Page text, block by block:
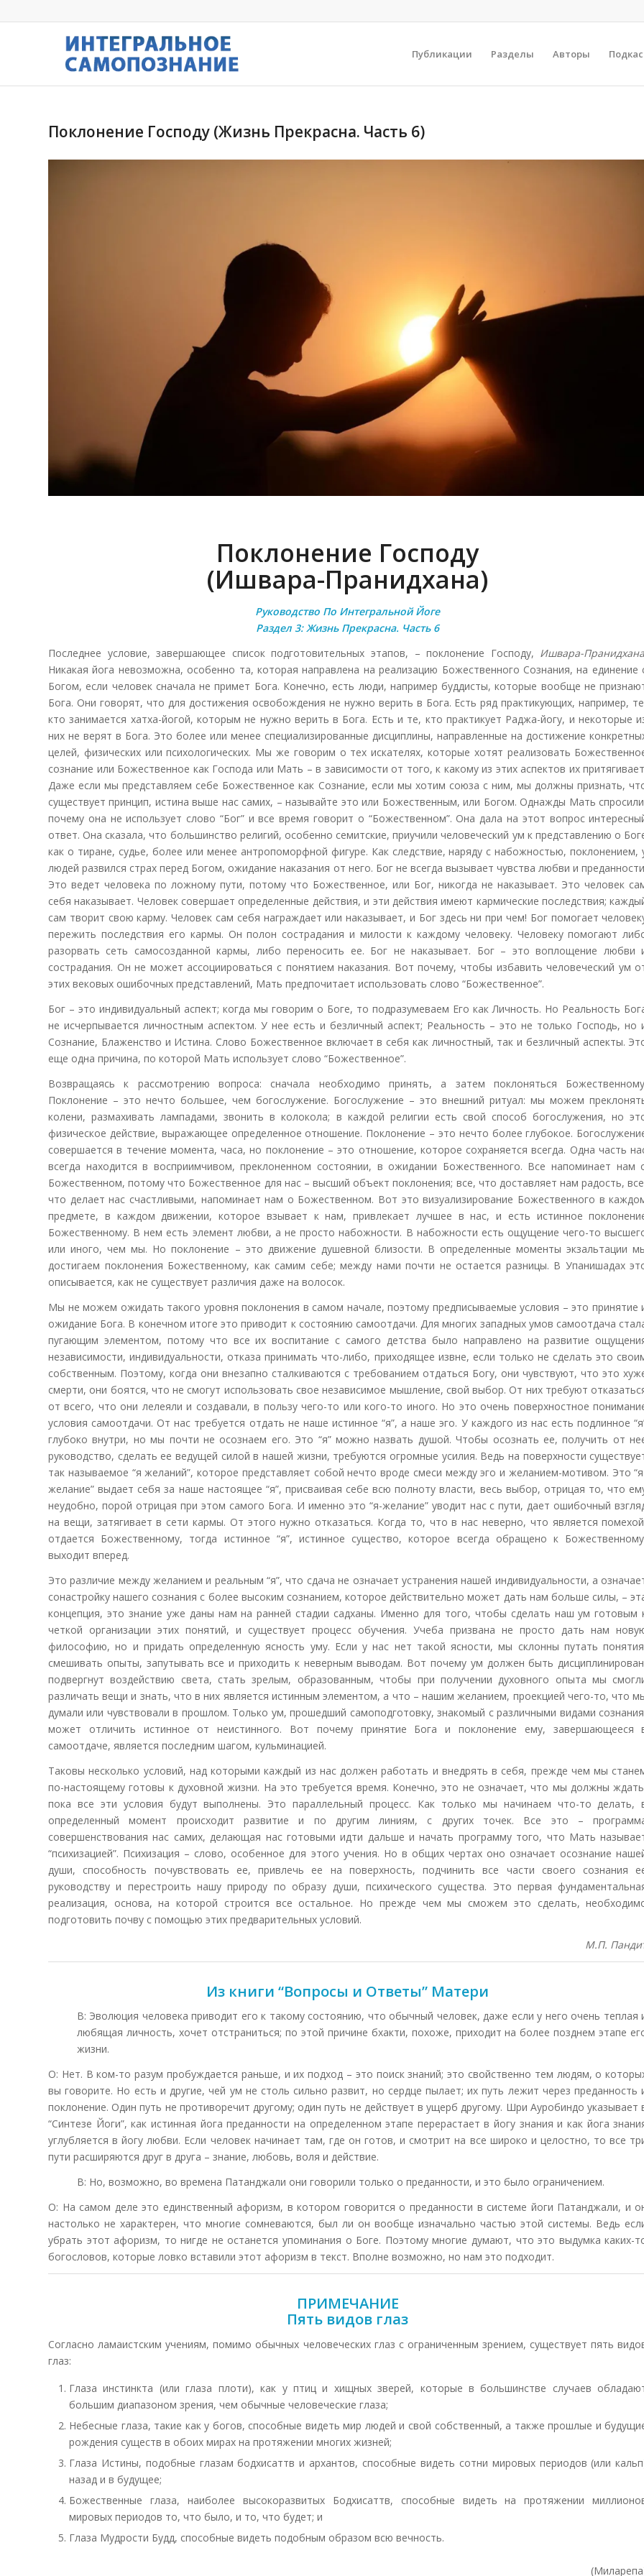
Публикации Разделы Авторы
Поклонение Господу (Жизнь Прекрасна. Часть 6)
Поклонение Господу
(Ишвара-Пранидхана)
Руководство По Интегральной Йоге
Раздел 3: Жизнь Прекрасна. Часть 6
Последнее условие, завершающее список подготовительных этапов, – поклонение Господу, Ишвара-Пранидхана
Никакая йога невозможна, особенно та, которая направлена на реализацию Божественного Сознания, на единение
Богом, если человек сначала не примет Бога. Конечно, есть люди, например буддисты, которые вообще не
Бога. Они говорят, что для достижения освобождения не нужно верить в Бога. Есть ряд практикующих, например,
кто занимается хатха-йогой, которым не нужно верить в Бога. Есть и те, кто практикует Раджа-йогу, и некоторые
них не верят в Бога. Это более или менее специализированные дисциплины, направленные на достижение
целей, физических или психологических. Мы же говорим о тех искателях, которые хотят реализовать
сознание или Божественное как Господа или Мать – в зависимости от того, к какому из этих аспектов их
Даже если мы представляем себе Божественное как Сознание, если мы хотим союза с ним, мы должны признать,
существует принцип, истина выше нас самих, – называйте это или Божественным, или Богом. Однажды Мать
почему она не использует слово “Бог” и все время говорит о “Божественном”. Она дала на этот вопрос
ответ. Она сказала, что большинство религий, особенно семитские, приучили человеческий ум к представлению о
как о тиране, судье, более или менее антропоморфной фигуре. Как следствие, наряду с набожностью, поклонением,
людей развился страх перед Богом, ожидание наказания от него. Бог не всегда вызывает чувства любви и
Это ведет человека по ложному пути, потому что Божественное, или Бог, никогда не наказывает. Это человек
себя наказывает. Человек совершает определенные действия, и эти действия имеют кармические последствия;
сам творит свою карму. Человек сам себя награждает или наказывает, и Бог здесь ни при чем! Бог помогает
пережить последствия его кармы. Он полон сострадания и милости к каждому человеку. Человеку помогают
разорвать сеть самосозданной кармы, либо переносить ее. Бог не наказывает. Бог – это воплощение любви
сострадания. Он не может ассоциироваться с понятием наказания. Вот почему, чтобы избавить человеческий ум
этих вековых ошибочных представлений, Мать предпочитает использовать слово “Божественное”.
Бог – это индивидуальный аспект; когда мы говорим о Боге, то подразумеваем Его как Личность. Но Реальность
не исчерпывается личностным аспектом. У нее есть и безличный аспект; Реальность – это не только Господь, но
Сознание, Блаженство и Истина. Слово Божественное включает в себя как личностный, так и безличный аспекты.
еще одна причина, по которой Мать использует слово “Божественное”.
Возвращаясь к рассмотрению вопроса: сначала необходимо принять, а затем поклоняться
Поклонение – это нечто большее, чем богослужение. Богослужение – это внешний ритуал: мы можем
колени, размахивать лампадами, звонить в колокола; в каждой религии есть свой способ богослужения, но
физическое действие, выражающее определенное отношение. Поклонение – это нечто более глубокое.
совершается в течение момента, часа, но поклонение – это отношение, которое сохраняется всегда. Одна часть
всегда находится в восприимчивом, преклоненном состоянии, в ожидании Божественного. Все напоминает нам
Божественном, потому что Божественное для нас – высший объект поклонения; все, что доставляет нам радость,
что делает нас счастливыми, напоминает нам о Божественном. Вот это визуализирование Божественного в
предмете, в каждом движении, которое взывает к нам, привлекает лучшее в нас, и есть истинное
Божественному. В нем есть элемент любви, а не просто набожности. В набожности есть ощущение чего-то
или иного, чем мы. Но поклонение – это движение душевной близости. В определенные моменты экзальтации
достигаем поклонения Божественному, как самим себе; между нами почти не остается разницы. В Упанишадах
описывается, как не существует различия даже на волосок.
Мы не можем ожидать такого уровня поклонения в самом начале, поэтому предписываемые условия – это принятие
ожидание Бога. В конечном итоге это приводит к состоянию самоотдачи. Для многих западных умов самоотдача
пугающим элементом, потому что все их воспитание с самого детства было направлено на развитие
независимости, индивидуальности, отказа принимать что-либо, приходящее извне, если только не сделать это
собственным. Поэтому, когда они внезапно сталкиваются с требованием отдаться Богу, они чувствуют, что это
смерти, они боятся, что не смогут использовать свое независимое мышление, свой выбор. От них требуют
от всего, что они лелеяли и создавали, в пользу чего-то или кого-то иного. Но это очень поверхностное
условия самоотдачи. От нас требуется отдать не наше истинное “я”, а наше эго. У каждого из нас есть подлинное
глубоко внутри, но мы почти не осознаем его. Это “я” можно назвать душой. Чтобы осознать ее, получить от
руководство, сделать ее ведущей силой в нашей жизни, требуются огромные усилия. Ведь на поверхности
так называемое “я желаний”, которое представляет собой нечто вроде смеси между эго и желанием-мотивом. Это
желание” выдает себя за наше настоящее “я”, присваивая себе всю полноту власти, весь выбор, отрицая то, что
неудобно, порой отрицая при этом самого Бога. И именно это “я-желание” уводит нас с пути, дает ошибочный
на вещи, затягивает в сети кармы. От этого нужно отказаться. Когда то, что в нас неверно, что является
отдается Божественному, тогда истинное “я”, истинное существо, которое всегда обращено к
выходит вперед.
Это различие между желанием и реальным “я”, что сдача не означает устранения нашей индивидуальности, а
сонастройку нашего сознания с более высоким сознанием, которое действительно может дать нам больше силы, –
концепция, это знание уже даны нам на ранней стадии садханы. Именно для того, чтобы сделать наш ум готовым
четкой организации этих понятий, и существует процесс обучения. Учеба призвана не просто дать нам
философию, но и придать определенную ясность уму. Если у нас нет такой ясности, мы склонны путать
смешивать опыты, запутывать все и приходить к неверным выводам. Вот почему ум должен быть
подвергнут воздействию света, стать зрелым, образованным, чтобы при получении духовного опыта мы
различать вещи и знать, что в них является истинным элементом, а что – нашим желанием, проекцией чего-то, что
думали или чувствовали в прошлом. Только ум, прошедший самоподготовку, знакомый с различными видами
может отличить истинное от неистинного. Вот почему принятие Бога и поклонение ему, завершающееся
самоотдаче, является последним шагом, кульминацией.
Таковы несколько условий, над которыми каждый из нас должен работать и внедрять в себя, прежде чем мы
по-настоящему готовы к духовной жизни. На это требуется время. Конечно, это не означает, что мы должны
пока все эти условия будут выполнены. Это параллельный процесс. Как только мы начинаем что-то делать,
определенный момент происходит развитие и по другим линиям, с других точек. Все это –
совершенствования нас самих, делающая нас готовыми идти дальше и начать программу того, что Мать
“психизацией”. Психизация – слово, особенное для этого учения. Но в общих чертах оно означает осознание
души, способность почувствовать ее, привлечь ее на поверхность, подчинить все части своего сознания
руководству и перестроить нашу природу по образу души, психического существа. Это первая
реализация, основа, на которой строится все остальное. Но прежде чем мы сможем это сделать,
подготовить почву с помощью этих предварительных условий.
М.П.
Из книги “Вопросы и Ответы” Матери
В: Эволюция человека приводит его к такому состоянию, что обычный человек, даже если у него очень теплая
любящая личность, хочет отстраниться; по этой причине бхакти, похоже, приходит на более позднем этапе
жизни.
О: Нет. В ком-то разум пробуждается раньше, и их подход – это поиск знаний; это свойственно тем людям, о
вы говорите. Но есть и другие, чей ум не столь сильно развит, но сердце пылает; их путь лежит через преданность
поклонение. Один путь не противоречит другому; один путь не действует в ущерб другому. Шри Ауробиндо указывает
“Синтезе Йоги”, как истинная йога преданности на определенном этапе перерастает в йогу знания и как йога
углубляется в йогу любви. Если человек начинает там, где он готов, и смотрит на все широко и целостно, то все
пути расширяются друг в друга – знание, любовь, воля и действие.
В: Но, возможно, во времена Патанджали они говорили только о преданности, и это было ограничением.
О: На самом деле это единственный афоризм, в котором говорится о преданности в системе йоги Патанджали, и
настолько не характерен, что многие сомневаются, был ли он вообще изначально частью этой системы. Ведь
убрать этот афоризм, то нигде не останется упоминания о Боге. Поэтому многие думают, что это выдумка каких-
богословов, которые ловко вставили этот афоризм в текст. Вполне возможно, но нам это подходит.
ПРИМЕЧАНИЕ
Пять видов глаз
Согласно ламаистским учениям, помимо обычных человеческих глаз с ограниченным зрением, существует пять
глаз:
Глаза инстинкта (или глаза плоти), как у птиц и хищных зверей, которые в большинстве случаев
большим диапазоном зрения, чем обычные человеческие глаза;
Небесные глаза, такие как у богов, способные видеть мир людей и свой собственный, а также прошлые и
рождения существ в обоих мирах на протяжении многих жизней;
Глаза Истины, подобные глазам бодхисаттв и архантов, способные видеть сотни мировых периодов (или
назад и в будущее;
Божественные глаза, наиболее высокоразвитых Бодхисаттв, способные видеть на протяжении
мировых периодов то, что было, и то, что будет; и
Глаза Мудрости Будд, способные видеть подобным образом всю вечность.